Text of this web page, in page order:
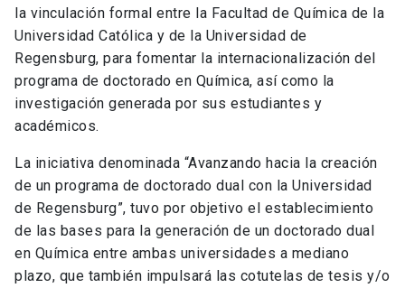
la vinculación formal entre la Facultad de Química de la
Universidad Católica y de la Universidad de
Regensburg, para fomentar la internacionalización del
programa de doctorado en Química, así como la
investigación generada por sus estudiantes y
académicos.
La iniciativa denominada “Avanzando hacia la creación
de un programa de doctorado dual con la Universidad
de Regensburg”, tuvo por objetivo el establecimiento
de las bases para la generación de un doctorado dual
en Química entre ambas universidades a mediano
plazo, que también impulsará las cotutelas de tesis y/o